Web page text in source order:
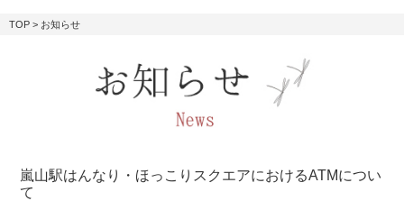
TOP > お知らせ
嵐山駅はんなり・ほっこりスクエアにおけるATMについ
て